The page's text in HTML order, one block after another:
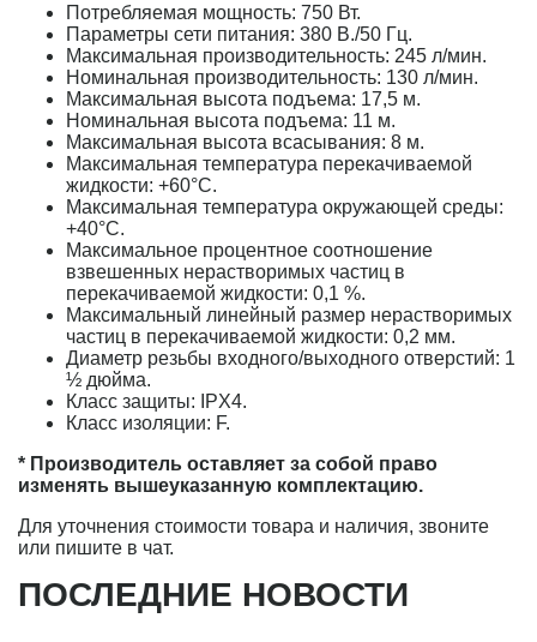
Потребляемая мощность: 750 Вт.
Параметры сети питания: 380 В./50 Гц.
Максимальная производительность: 245 л/мин.
Номинальная производительность: 130 л/мин.
Максимальная высота подъема: 17,5 м.
Номинальная высота подъема: 11 м.
Максимальная высота всасывания: 8 м.
Максимальная температура перекачиваемой
жидкости: +60°С.
Максимальная температура окружающей среды:
+40°С.
Максимальное процентное соотношение
взвешенных нерастворимых частиц в
перекачиваемой жидкости: 0,1 %.
Максимальный линейный размер нерастворимых
частиц в перекачиваемой жидкости: 0,2 мм.
Диаметр резьбы входного/выходного отверстий: 1
½ дюйма.
Класс защиты: IPX4.
Класс изоляции: F.
* Производитель оставляет за собой право
изменять вышеуказанную комплектацию.
Для уточнения стоимости товара и наличия, звоните
или пишите в чат.
ПОСЛЕДНИЕ НОВОСТИ